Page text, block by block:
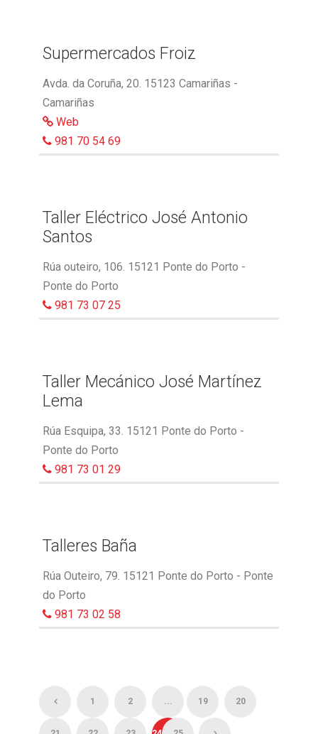
Supermercados Froiz
Avda. da Coruña, 20. 15123 Camariñas -
Camariñas
Web
981 70 54 69
Taller Eléctrico José Antonio
Santos
Rúa outeiro, 106. 15121 Ponte do Porto -
Ponte do Porto
981 73 07 25
Taller Mecánico José Martínez
Lema
Rúa Esquipa, 33. 15121 Ponte do Porto -
Ponte do Porto
981 73 01 29
Talleres Baña
Rúa Outeiro, 79. 15121 Ponte do Porto - Ponte
do Porto
981 73 02 58
1 2 ... 19 20